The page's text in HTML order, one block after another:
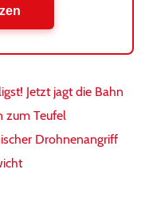
Jetzt jagt die Bahn
zum Teufel
Drohnenangriff